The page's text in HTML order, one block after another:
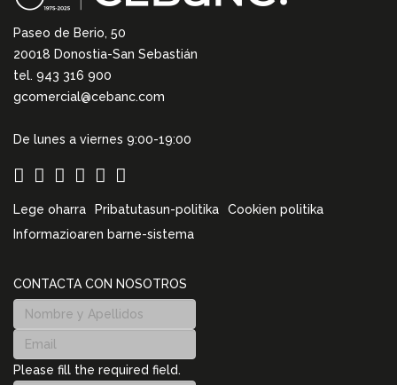
Paseo de Berio, 50
20018 Donostia-San Sebastián
tel. 943 316 900
gcomercial@cebanc.com
De lunes a viernes 9:00-19:00
Lege oharra Pribatutasun-politika
Cookien politika
Informazioaren barne-sistema
CONTACTA CON NOSOTROS
Please fill the required field.